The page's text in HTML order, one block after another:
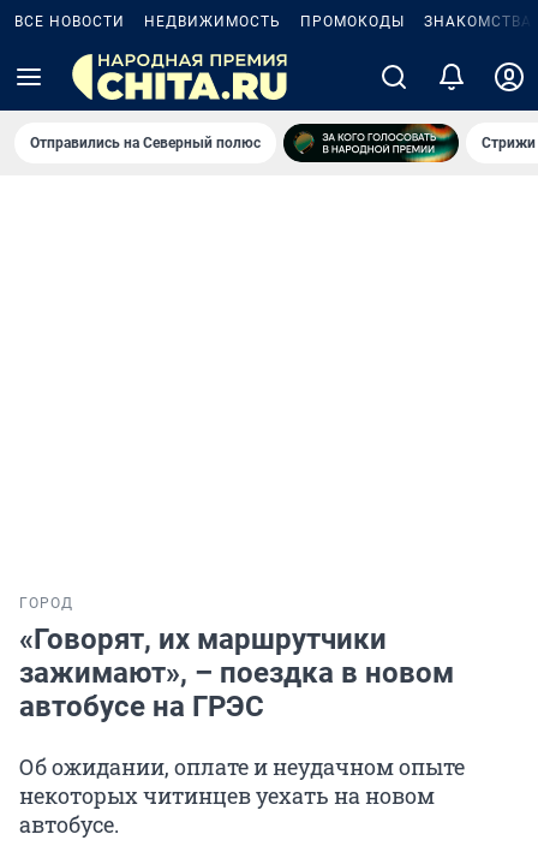
ВСЕ НОВОСТИ НЕДВИЖИМОСТЬ ПРОМОКОДЫ ЗНАКОМСТВА
Отправились на Северный полюс Стрижи
ГОРОД
«Говорят, их маршрутчики
зажимают», – поездка в новом
автобусе на ГРЭС
Об ожидании, оплате и неудачном опыте
некоторых читинцев уехать на новом
автобусе.